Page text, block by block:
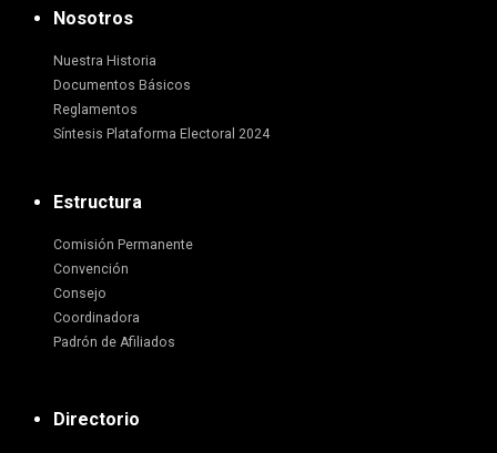
Nosotros
Nuestra Historia
Documentos Básicos
Reglamentos
Síntesis Plataforma Electoral 2024
Estructura
Comisión Permanente
Convención
Consejo
Coordinadora
Padrón de Afiliados
Directorio